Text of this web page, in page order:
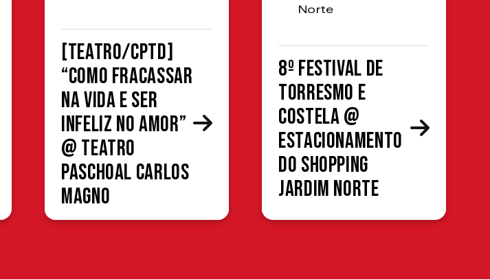
[TEATRO/CPTD]
“Como fracassar
na vida e ser
infeliz no amor”
@ Teatro
Paschoal Carlos
Magno
Norte
8º Festival de
Torresmo e
Costela @
estacionamento
do Shopping
Jardim Norte